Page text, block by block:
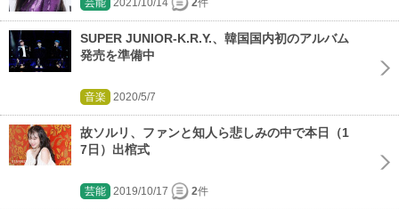
芸能 2021/10/14 2件
SUPER JUNIOR-K.R.Y.、韓国国内初のアルバム
発売を準備中
音楽 2020/5/7
故ソルリ、ファンと知人ら悲しみの中で本日（1
7日）出棺式
芸能 2019/10/17 2件